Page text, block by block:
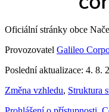
Oficiální stránky obce
Provozovatel Galileo
Poslední aktualizace: 4. 8.
Změna vzhledu, Struktura